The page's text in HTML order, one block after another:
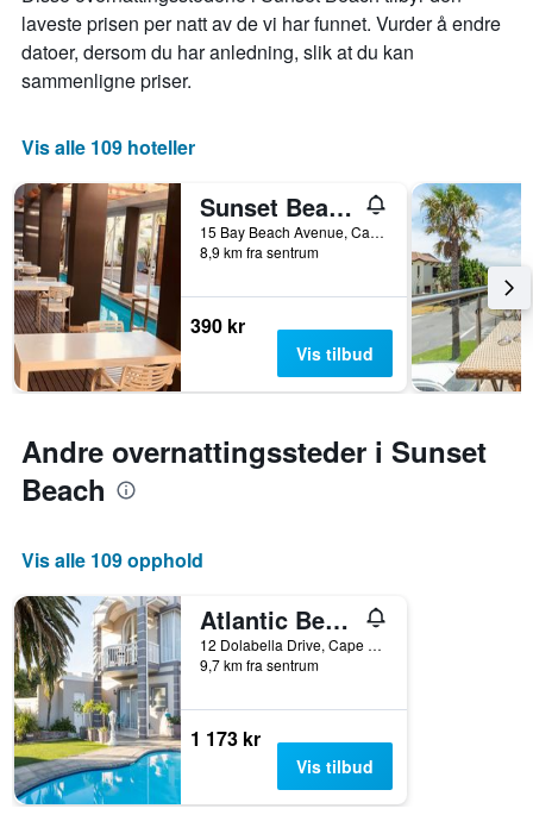
Diagrammets
1
Y-
akse
viser
for
rom
laveste prisen per natt av de vi har funnet. Vurder å endre
datoer, dersom du har anledning, slik at du kan
sammenligne priser.
Vis alle 109 hoteller
Sunset Beach Guesthouse
15 Bay Beach Avenue, Cape Town, Western Cape, Sør-Afrika
8,9 km fra sentrum
390 kr
Vis tilbud
Andre overnattingssteder i Sunset
Beach
Vis alle 109 opphold
Atlantic Beach Villa
12 Dolabella Drive, Cape Town, Western Cape, Sør-Afrika
9,7 km fra sentrum
1 173 kr
Vis tilbud